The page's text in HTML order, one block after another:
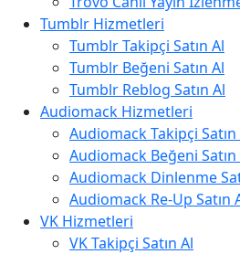
Tumblr Hizmetleri
Tumblr Takipçi Satın Al
Tumblr Beğeni Satın Al
Tumblr Reblog Satın Al
Audiomack Hizmetleri
Audiomack Takipçi Satın
Audiomack Beğeni Satın
Audiomack Dinlenme
Audiomack Re-Up Satın
VK Hizmetleri
VK Takipçi Satın Al